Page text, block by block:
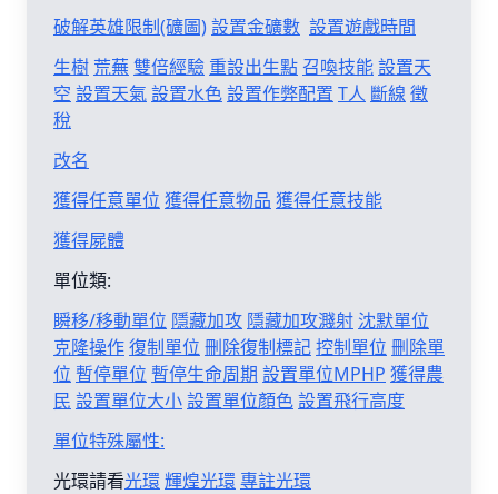
破解英雄限制(礦圖)設置金礦數 設置遊戲時間
生樹 荒蕪雙倍經驗 重設出生點召喚技能設置天
空 設置天氣設置水色設置作弊配置 T人 斷線 徵
稅
改名
獲得任意單位 獲得任意物品 獲得任意技能
獲得屍體
單位類:
瞬移/移動單位 隱藏加攻 隱藏加攻濺射 沈默單位
克隆操作復制單位 刪除復制標記控制單位 刪除單
位 暫停單位 暫停生命周期 設置單位MPHP 獲得農
民 設置單位大小設置單位顏色設置飛行高度
單位特殊屬性:
光環請看光環輝煌光環專註光環